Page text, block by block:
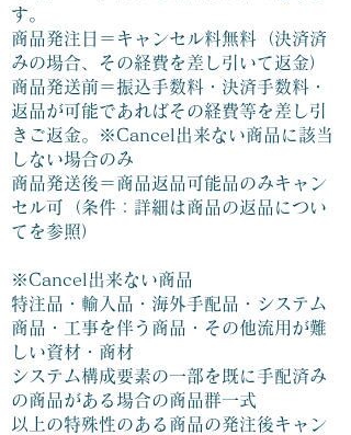
す。
商品発注日＝キャンセル料無料（決済済
みの場合、その経費を差し引いて返金）
商品発送前＝振込手数料・決済手数料・
返品が可能であればその経費等を差し引
きご返金。※Cancel出来ない商品に該当
しない場合のみ
商品発送後＝商品返品可能品のみキャン
セル可（条件：詳細は商品の返品につい
てを参照）
※Cancel出来ない商品
特注品・輸入品・海外手配品・システム
商品・工事を伴う商品・その他流用が難
しい資材・商材
システム構成要素の一部を既に手配済み
の商品がある場合の商品群一式
以上の特殊性のある商品の発注後キャン